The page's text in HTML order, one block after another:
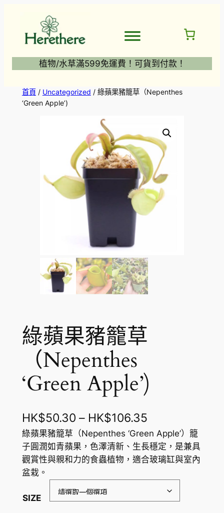
植物/水草滿599免運費！可貨到付款！
首頁/ Uncategorized / 綠蘋果豬籠草（Nepenthes
‘Green Apple’)
綠蘋果豬籠草
（Nepenthes
‘Green Apple’)
HK$50.30 – HK$106.35價
格
範
H
綠蘋果豬籠草（Nepenthes ‘Green Apple’）籠
子圓潤如青蘋果，色澤清新、生長穩定，是兼具
觀賞性與親和力的食蟲植物，適合玻璃缸與室內
盆栽。
SIZE